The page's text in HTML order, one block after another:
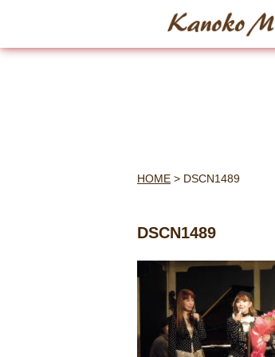
HOME > DSCN1489
DSCN1489